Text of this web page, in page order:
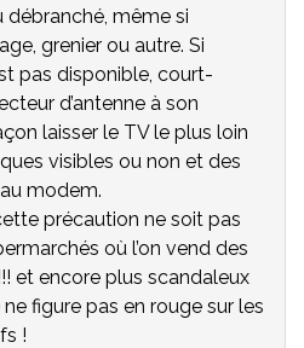
débranché, même si
grenier ou autre. Si
pas disponible, court-
d’antenne à son
laisser le TV le plus loin
visibles ou non et des
modem.
précaution ne soit pas
où l’on vend des
et encore plus scandaleux
figure pas en rouge sur les
!